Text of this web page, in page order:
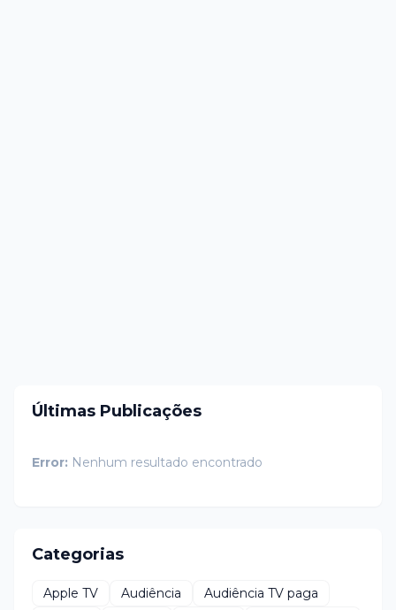
Últimas Publicações
Error: Nenhum resultado encontrado
Categorias
Apple TV Audiência
Audiência TV paga